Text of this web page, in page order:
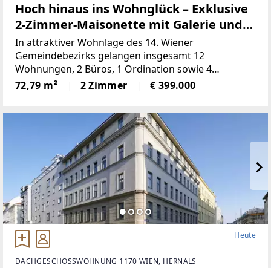
Hoch hinaus ins Wohnglück – Exklusive
2-Zimmer-Maisonette mit Galerie und
großer Terrasse
In attraktiver Wohnlage des 14. Wiener
Gemeindebezirks gelangen insgesamt 12
Wohnungen, 2 Büros, 1 Ordination sowie 4
Doppelparker in der Breitenseer Straße zum
Einzelabverkauf. Das Angebot umfasst überwiegend
72,79 m² 2 Zimmer € 399.000
Heute
DACHGESCHOSSWOHNUNG 1170 WIEN, HERNALS